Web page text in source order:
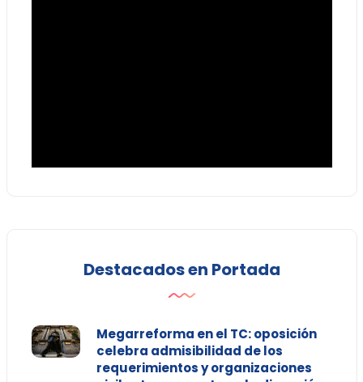
Destacados en Portada
Megarreforma en el TC: oposición
celebra admisibilidad de los
requerimientos y organizaciones